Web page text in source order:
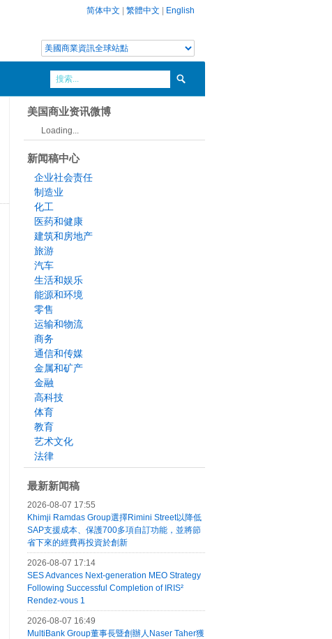
简体中文 繁體中文 English
美国商业资讯微博
Loading...
新闻稿中心
企业社会责任
制造业
化工
医药和健康
建筑和房地产
旅游
汽车
生活和娱乐
能源和环境
零售
运输和物流
商务
通信和传媒
金属和矿产
金融
高科技
体育
教育
艺术文化
法律
最新新闻稿
2026-08-07 17:55
Khimji Ramdas Group選擇Rimini Street以降低
SAP支援成本、保護700多項自訂功能，並將節
省下來的經費再投資於創新
2026-08-07 17:14
SES Advances Next-generation MEO Strategy
Following Successful Completion of IRIS²
Rendez-vous 1
2026-08-07 16:49
MultiBank Group董事長暨創辦人Naser Taher獲